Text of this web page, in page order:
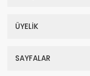
ÜYELİK
SAYFALAR